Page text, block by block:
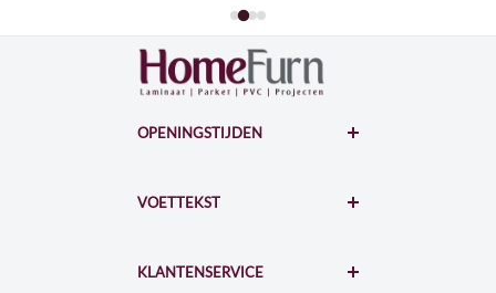
OPENINGSTIJDEN
Hollantlaan 7-A
zo-ma: 12:00 - 17:00
VOETTEKST
Privacybeleid
KLANTENSERVICE